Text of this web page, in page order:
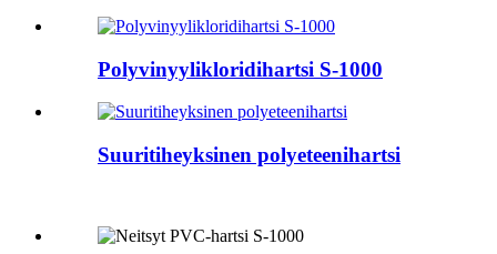
Polyvinyylikloridihartsi S-1000
Suuritiheyksinen polyeteenihartsi